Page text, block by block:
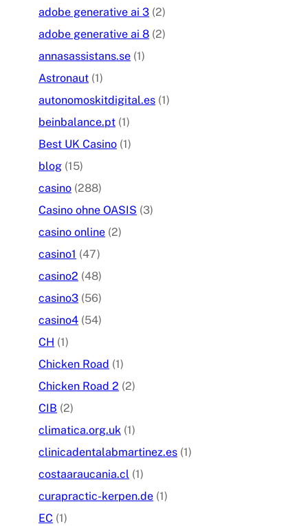
adobe generative ai 3 (2)
adobe generative ai 8 (2)
annasassistans.se (1)
Astronaut (1)
autonomoskitdigital.es (1)
beinbalance.pt (1)
Best UK Casino (1)
blog (15)
casino (288)
Casino ohne OASIS (3)
casino online (2)
casino1 (47)
casino2 (48)
casino3 (56)
casino4 (54)
CH (1)
Chicken Road (1)
Chicken Road 2 (2)
CIB (2)
climatica.org.uk (1)
clinicadentalabmartinez.es (1)
costaaraucania.cl (1)
curapractic-kerpen.de (1)
EC (1)